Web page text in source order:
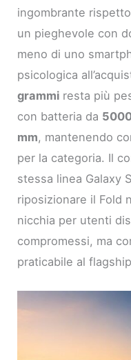
ingombrante
un pieghevole con
meno di uno
psicologica
grammi resta più
con batteria da
mm, mantenendo
per la categoria. Il
stessa linea Galaxy
riposizionare il Fold
nicchia per utenti
compromessi, ma
praticabile al